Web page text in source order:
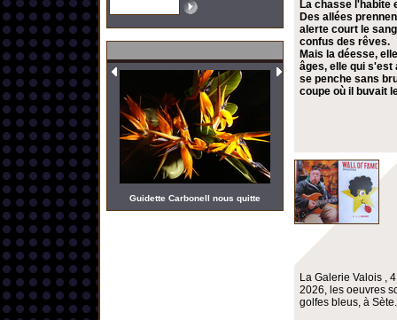
Guidette Carbonell nous quitte
La chasse l'habite
Des allées
alerte court le
confus des rêves.
Mais la déesse,
âges, elle qui s'est
se penche sans
coupe où il buvait
La Galerie Valois ,
2026, les oeuvres
golfes bleus, à Sète.